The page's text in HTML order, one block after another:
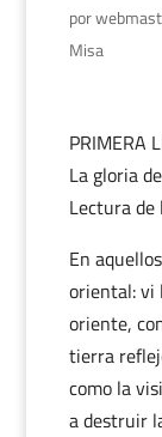
por
Misa
PRIMERA
La gloria
Lectura
En
oriental: vi
oriente,
tierra
como la
a destruir